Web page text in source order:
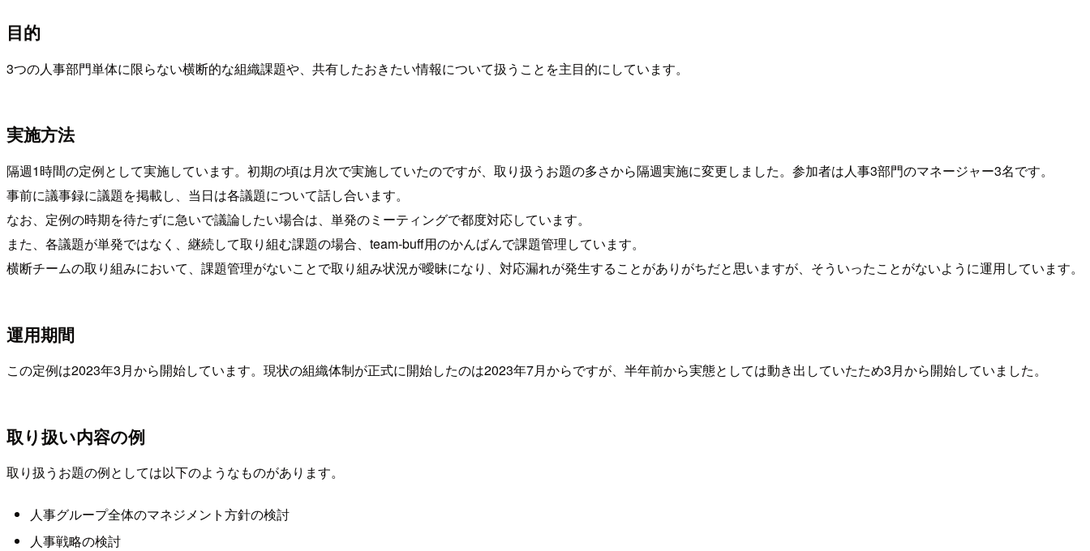
目的
3つの人事部門単体に限らない横断的な組織課題や、共有したおきたい情報について扱うことを主目的にしています。
実施方法
隔週1時間の定例として実施しています。初期の頃は月次で実施していたのですが、取り扱うお題の多さから隔週実施に変更しました。参加者は人事3部門のマネージャー3名です。
事前に議事録に議題を掲載し、当日は各議題について話し合います。
なお、定例の時期を待たずに急いで議論したい場合は、単発のミーティングで都度対応しています。
また、各議題が単発ではなく、継続して取り組む課題の場合、team-buff用のかんばんで課題管理しています。
横断チームの取り組みにおいて、課題管理がないことで取り組み状況が曖昧になり、対応漏れが発生することがありがちだと思いますが、そういったことがないように運用しています。
運用期間
この定例は2023年3月から開始しています。現状の組織体制が正式に開始したのは2023年7月からですが、半年前から実態としては動き出していたため3月から開始していました。
取り扱い内容の例
取り扱うお題の例としては以下のようなものがあります。
人事グループ全体のマネジメント方針の検討
人事戦略の検討